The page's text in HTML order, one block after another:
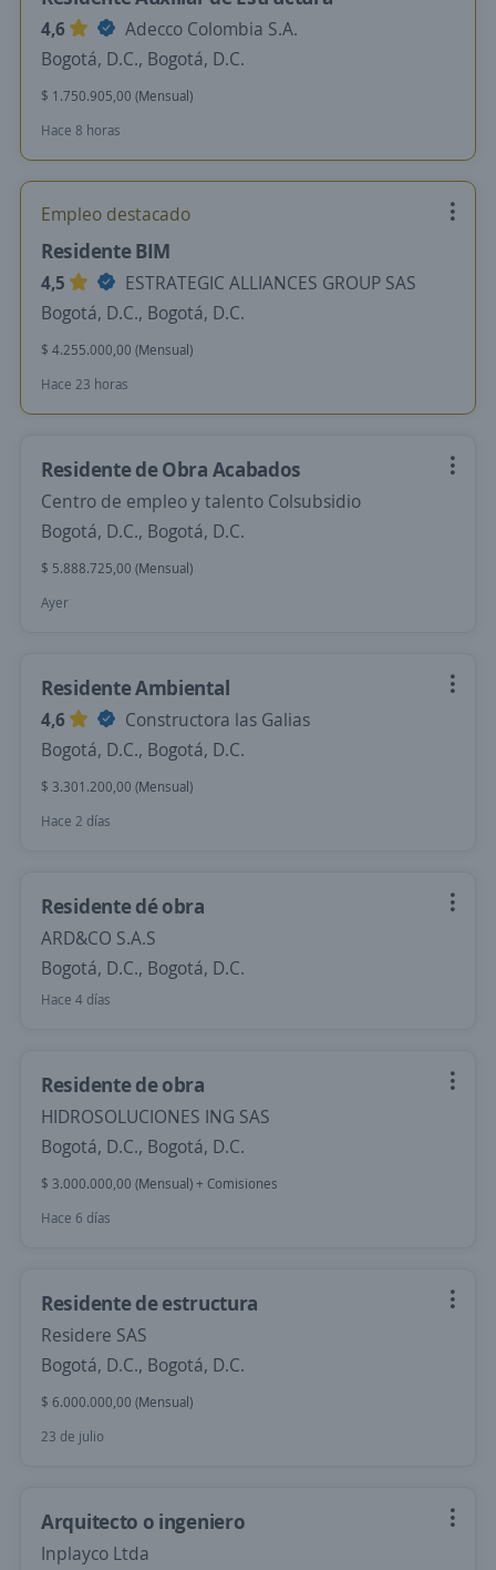
4,6
Adecco Colombia S.A.
Bogotá, D.C., Bogotá, D.C.
$ 1.750.905,00 (Mensual)
Hace 8 horas
Empleo destacado
Residente BIM
4,5
ESTRATEGIC ALLIANCES GROUP SAS
Bogotá, D.C., Bogotá, D.C.
$ 4.255.000,00 (Mensual)
Hace 23 horas
Residente de Obra Acabados
Centro de empleo y talento Colsubsidio
Bogotá, D.C., Bogotá, D.C.
$ 5.888.725,00 (Mensual)
Ayer
Residente Ambiental
4,6
Constructora las Galias
Bogotá, D.C., Bogotá, D.C.
$ 3.301.200,00 (Mensual)
Hace 2 días
Residente dé obra
ARD&CO S.A.S
Bogotá, D.C., Bogotá, D.C.
Hace 4 días
Residente de obra
HIDROSOLUCIONES ING SAS
Bogotá, D.C., Bogotá, D.C.
$ 3.000.000,00 (Mensual) + Comisiones
Hace 6 días
Residente de estructura
Residere SAS
Bogotá, D.C., Bogotá, D.C.
$ 6.000.000,00 (Mensual)
23 de julio
Arquitecto o ingeniero
Inplayco Ltda